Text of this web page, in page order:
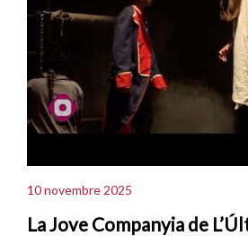
10 novembre 2025
La Jove Companyia de